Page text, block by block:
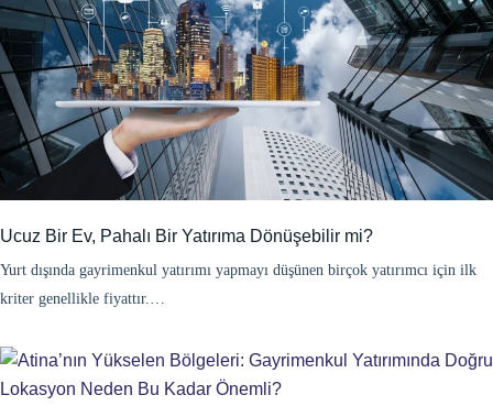
Ucuz Bir Ev, Pahalı Bir Yatırıma Dönüşebilir mi?
Yurt dışında gayrimenkul yatırımı yapmayı düşünen birçok yatırımcı için ilk
kriter genellikle fiyattır.…